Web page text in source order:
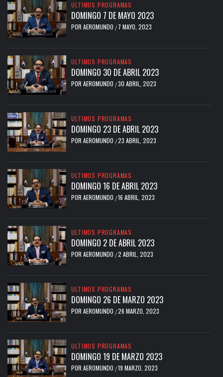
ULTIMOS PROGRAMAS
DOMINGO 7 DE MAYO 2023
POR AEROMUNDO / 7 MAYO, 2023
ULTIMOS PROGRAMAS
DOMINGO 30 DE ABRIL 2023
POR AEROMUNDO /30 ABRIL, 2023
ULTIMOS PROGRAMAS
DOMINGO 23 DE ABRIL 2023
POR AEROMUNDO /23 ABRIL, 2023
ULTIMOS PROGRAMAS
DOMINGO 16 DE ABRIL 2023
POR AEROMUNDO /16 ABRIL, 2023
ULTIMOS PROGRAMAS
DOMINGO 2 DE ABRIL 2023
POR AEROMUNDO /2 ABRIL, 2023
ULTIMOS PROGRAMAS
DOMINGO 26 DE MARZO 2023
POR AEROMUNDO /26 MARZO, 2023
ULTIMOS PROGRAMAS
DOMINGO 19 DE MARZO 2023
POR AEROMUNDO /19 MARZO, 2023